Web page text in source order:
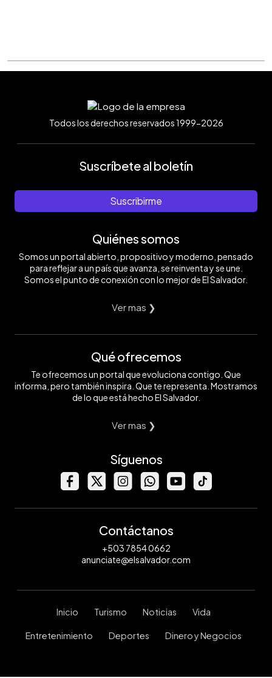
Todos los derechos reservados 1999-2026
Suscríbete al boletín
Suscribirme
Quiénes somos
Somos un portal abierto, propositivo y moderno, pensado
para reflejar a un país que avanza, se reinventa y se une.
Somos el punto de conexión con lo mejor de El Salvador.
Ver mas ❯
Qué ofrecemos
Te ofrecemos un portal que evoluciona contigo. Que
informa, pero también inspira. Que te representa. Mostramos
de lo que está hecho El Salvador.
Ver mas ❯
Síguenos
Contáctanos
+503 7854 0662
anunciate@elsalvador.com
Inicio Turismo Noticias Vida
Entretenimiento Deportes Dinero y Negocios